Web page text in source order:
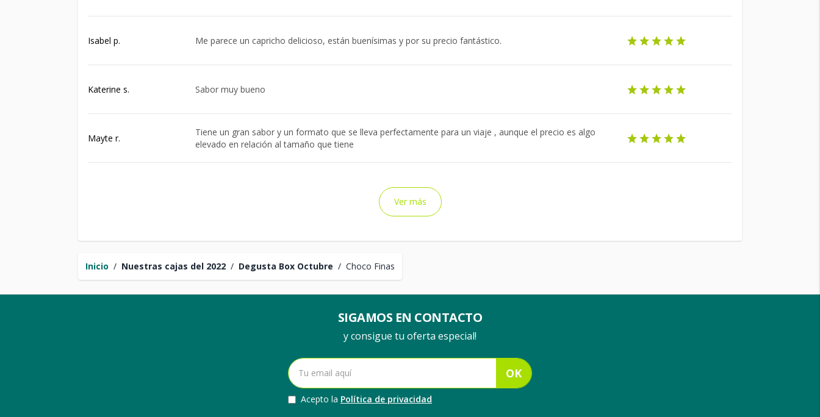
Inicio / Nuestras cajas del 2022 / Degusta Box Octubre / Choco Finas
Isabel p. Me parece un capricho delicioso, están buenísimas y por su precio fantástico.
Katerine s. Sabor muy bueno
Mayte r.
Tiene un gran sabor y un formato que se lleva perfectamente para un viaje , aunque el precio es algo
elevado en relación al tamaño que tiene
Ver más
SIGAMOS EN CONTACTO
y consigue tu oferta especial!
OK
Acepto la Política de privacidad